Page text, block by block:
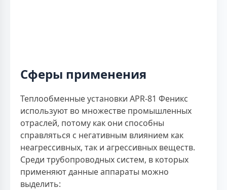
Сферы применения
Теплообменные установки APR-81 Феникс
используют во множестве промышленных
отраслей, потому как они способны
справляться с негативным влиянием как
неагрессивных, так и агрессивных веществ.
Среди трубопроводных систем, в которых
применяют данные аппараты можно
выделить: